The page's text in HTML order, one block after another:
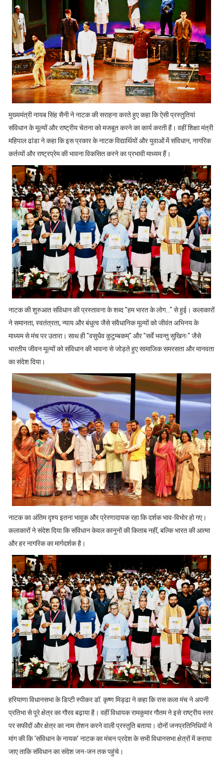
मुख्यमंत्री नायब सिंह सैनी ने नाटक की सराहना करते हुए कहा कि ऐसी प्रस्तुतियां
संविधान के मूल्यों और राष्ट्रीय चेतना को मजबूत करने का कार्य करती हैं। वहीं शिक्षा मंत्री
महिपाल ढांडा ने कहा कि इस प्रकार के नाटक विद्यार्थियों और युवाओं में संविधान, नागरिक
कर्तव्यों और राष्ट्रप्रेम की भावना विकसित करने का प्रभावी माध्यम हैं।
नाटक की शुरुआत संविधान की प्रस्तावना के शब्द "हम भारत के लोग..." से हुई। कलाकारों
ने समानता, स्वतंत्रता, न्याय और बंधुत्व जैसे संवैधानिक मूल्यों को जीवंत अभिनय के
माध्यम से मंच पर उतारा। साथ ही "वसुधैव कुटुम्बकम्" और "सर्वे भवन्तु सुखिनः" जैसे
भारतीय जीवन मूल्यों को संविधान की भावना से जोड़ते हुए सामाजिक समरसता और मानवता
का संदेश दिया।
नाटक का अंतिम दृश्य इतना भावुक और प्रेरणादायक रहा कि दर्शक भाव-विभोर हो गए।
कलाकारों ने संदेश दिया कि संविधान केवल कानूनों की किताब नहीं, बल्कि भारत की आत्मा
और हर नागरिक का मार्गदर्शक है।
हरियाणा विधानसभा के डिप्टी स्पीकर डॉ. कृष्ण मिड्ढा ने कहा कि रास कला मंच ने अपनी
प्रतिभा से पूरे क्षेत्र का गौरव बढ़ाया है। वहीं विधायक रामकुमार गौतम ने इसे राष्ट्रीय स्तर
पर सफीदों और क्षेत्र का नाम रोशन करने वाली प्रस्तुति बताया। दोनों जनप्रतिनिधियों ने
मांग की कि ‘संविधान के नायक’ नाटक का मंचन प्रदेश के सभी विधानसभा क्षेत्रों में कराया
जाए ताकि संविधान का संदेश जन-जन तक पहुंचे।